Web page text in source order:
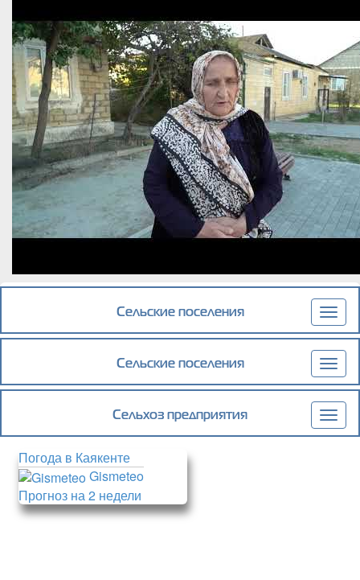
Сельские поселения
Сельские поселения
Сельхоз предприятия
Погода в Каякенте
Gismeteo
Прогноз на 2 недели